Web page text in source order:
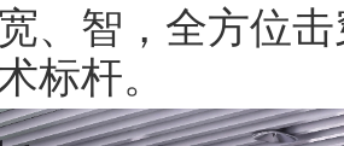
、智，全方位
标杆。